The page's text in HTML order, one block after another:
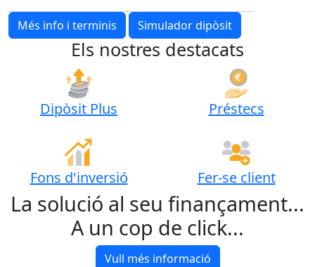
Més info i terminis Simulador dipòsit
Els nostres destacats
Dipòsit Plus Préstecs
Fons d'inversió Fer-se client
La solució al seu finançament...
A un cop de click...
Vull més informació